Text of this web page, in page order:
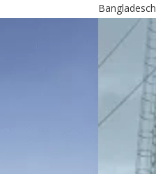
Bangladesch